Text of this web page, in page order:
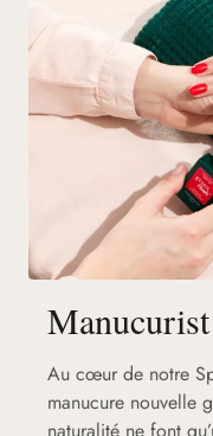
Manucurist
Au cœur de notre
manucure nouvelle